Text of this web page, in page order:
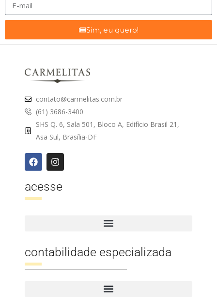
Sim, eu quero!
contato@carmelitas.com.br
(61) 3686-3400
SHS Q. 6, Sala 501, Bloco A, Edifício Brasil 21,
Asa Sul, Brasília-DF
acesse
contabilidade especializada